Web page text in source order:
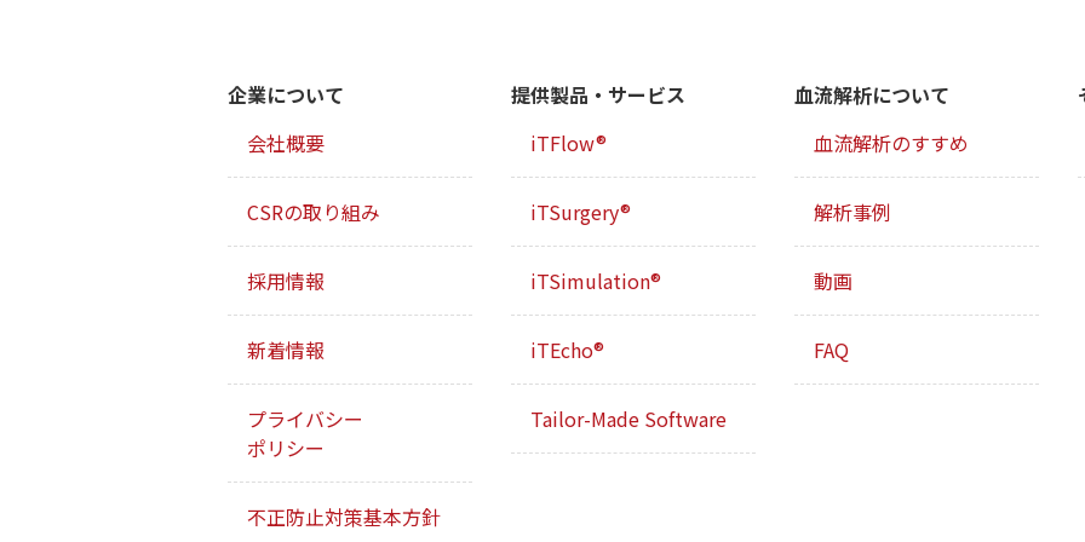
企業について
会社概要
CSRの取り組み
採用情報
新着情報
プライバシー
ポリシー
不正防止対策基本方針
提供製品・サービス
iTFlow®
iTSurgery®
iTSimulation®
iTEcho®
Tailor-Made Software
血流解析について
血流解析のすすめ
解析事例
動画
FAQ